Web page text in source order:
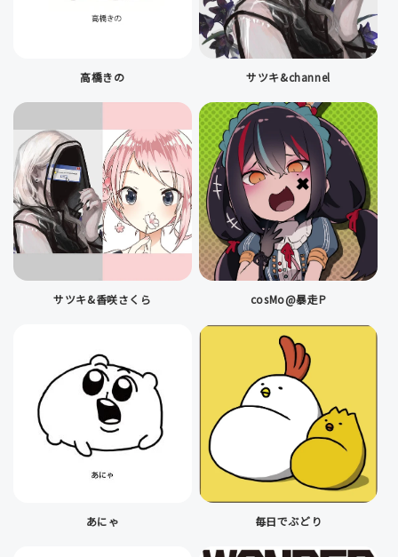
高橋きの サツキ&channel
サツキ&香咲さくら cosMo@暴走P
あにゃ 毎日でぶどり